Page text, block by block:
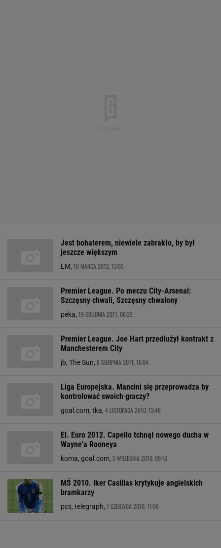
Jest bohaterem, niewiele zabrakło, by był
jeszcze większym
ŁM, 16 MARCA 2012, 13:55
Premier League. Po meczu City-Arsenal:
Szczęsny chwali, Szczęsny chwalony
peka, 19 GRUDNIA 2011, 08:32
Premier League. Joe Hart przedłużył kontrakt z
Manchesterem City
jb, The Sun, 8 SIERPNIA 2011, 16:04
Liga Europejska. Mancini się przeprowadza by
kontrolować swoich graczy?
goal.com, tka, 4 LISTOPADA 2010, 13:48
El. Euro 2012. Capello tchnął nowego ducha w
Wayne'a Rooneya
koma, goal.com, 5 WRZEŚNIA 2010, 09:16
MŚ 2010. Iker Casillas krytykuje angielskich
bramkarzy
pcs, telegraph, 7 CZERWCA 2010, 11:56